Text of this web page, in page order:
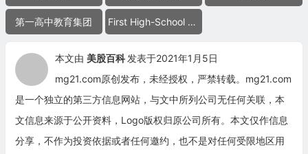
第一高中教育集团 First High-School Education Group
本文由 美股百科 发表于2021年1月5日
mg21.com原创发布，未经授权，严禁转载。mg21.com
是一个独立的第三方信息网站，与文中所列公司无任何关联，本
文信息来源于公开资料，Logo版权归原公司所有。本文仅作信息
分享，不作为投资依据或者任何邀约，也不是对任何受限地区用